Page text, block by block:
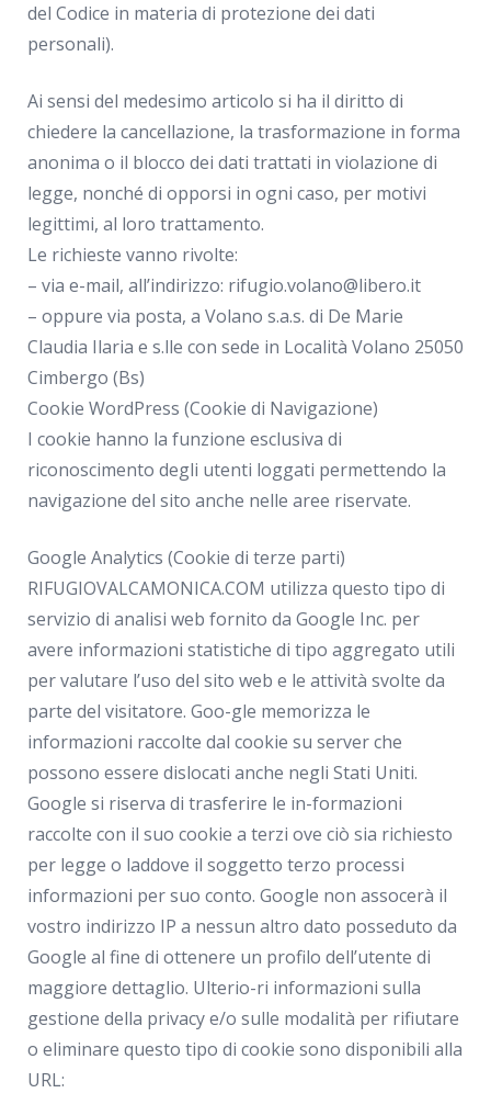
del Codice in materia di protezione dei dati
personali).
Ai sensi del medesimo articolo si ha il diritto di
chiedere la cancellazione, la trasformazione in forma
anonima o il blocco dei dati trattati in violazione di
legge, nonché di opporsi in ogni caso, per motivi
legittimi, al loro trattamento.
Le richieste vanno rivolte:
– via e-mail, all’indirizzo: rifugio.volano@libero.it
– oppure via posta, a Volano s.a.s. di De Marie
Claudia Ilaria e s.lle con sede in Località Volano 25050
Cimbergo (Bs)
Cookie WordPress (Cookie di Navigazione)
I cookie hanno la funzione esclusiva di
riconoscimento degli utenti loggati permettendo la
navigazione del sito anche nelle aree riservate.
Google Analytics (Cookie di terze parti)
RIFUGIOVALCAMONICA.COM utilizza questo tipo di
servizio di analisi web fornito da Google Inc. per
avere informazioni statistiche di tipo aggregato utili
per valutare l’uso del sito web e le attività svolte da
parte del visitatore. Goo-gle memorizza le
informazioni raccolte dal cookie su server che
possono essere dislocati anche negli Stati Uniti.
Google si riserva di trasferire le in-formazioni
raccolte con il suo cookie a terzi ove ciò sia richiesto
per legge o laddove il soggetto terzo processi
informazioni per suo conto. Google non assocerà il
vostro indirizzo IP a nessun altro dato posseduto da
Google al fine di ottenere un profilo dell’utente di
maggiore dettaglio. Ulterio-ri informazioni sulla
gestione della privacy e/o sulle modalità per rifiutare
o eliminare questo tipo di cookie sono disponibili alla
URL: